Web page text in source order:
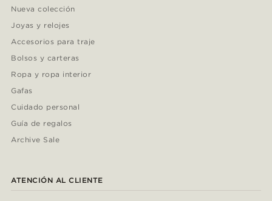
Nueva colección
Joyas y relojes
Accesorios para traje
Bolsos y carteras
Ropa y ropa interior
Gafas
Cuidado personal
Guía de regalos
Archive Sale
ATENCIÓN AL CLIENTE